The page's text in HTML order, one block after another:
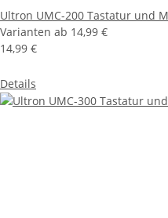
Ultron UMC-200 Tastatur und
Varianten ab 14,99 €
14,99 €
Details